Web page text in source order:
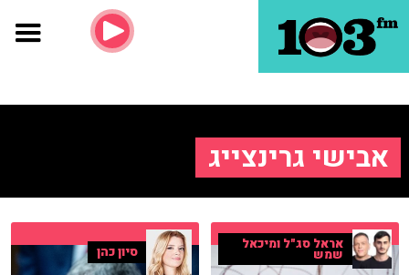
אבישי גרינצייג
אראל סג"ל ומיכאל
שמש סיון כהן